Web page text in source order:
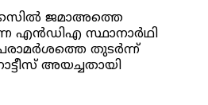
ജമാഅത്തെ
എന്‍ഡിഎ സ്ഥാനാര്‍ഥി
തുടര്‍ന്ന്
അയച്ചതായി